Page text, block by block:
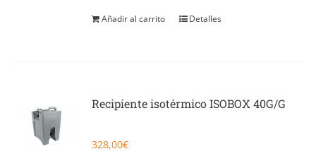
Añadir al carrito Detalles
Recipiente isotérmico ISOBOX 40G/G
328,00€